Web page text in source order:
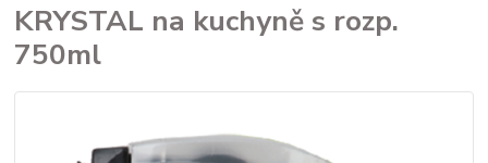
KRYSTAL na kuchyně s rozp.
750ml